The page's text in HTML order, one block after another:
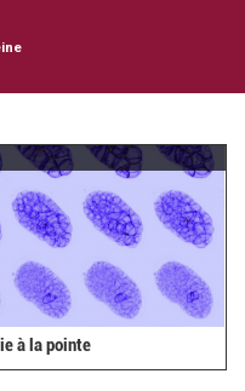
à la pointe